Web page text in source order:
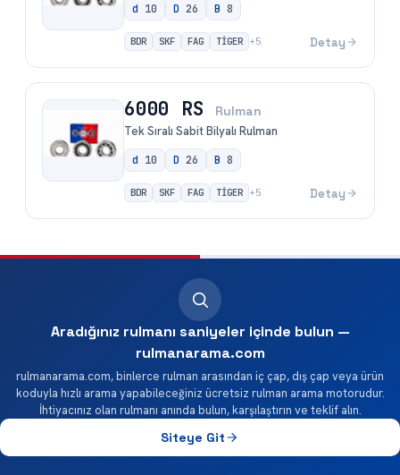
d 10 D 26 B 8
BDR SKF FAG TİGER +5 Detay
6000 RS Rulman
Tek Sıralı Sabit Bilyalı Rulman
d 10 D 26 B 8
BDR SKF FAG TİGER +5 Detay
Aradığınız rulmanı saniyeler içinde bulun —
rulmanarama.com
rulmanarama.com, binlerce rulman arasından iç çap, dış çap veya ürün
koduyla hızlı arama yapabileceğiniz ücretsiz rulman arama motorudur.
İhtiyacınız olan rulmanı anında bulun, karşılaştırın ve teklif alın.
Siteye Git